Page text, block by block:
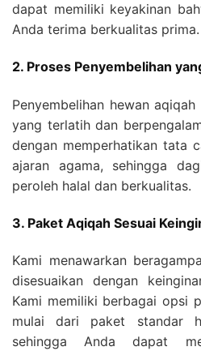
dapat memiliki keyakinan
Anda terima berkualitas prima.
2. Proses Penyembelihan
Penyembelihan hewan
yang terlatih dan
dengan memperhatikan tata
ajaran agama, sehingga
peroleh halal dan berkualitas.
3. Paket Aqiqah Sesuai
Kami menawarkan
disesuaikan dengan
Kami memiliki berbagai opsi
mulai dari paket standar
sehingga Anda dapat